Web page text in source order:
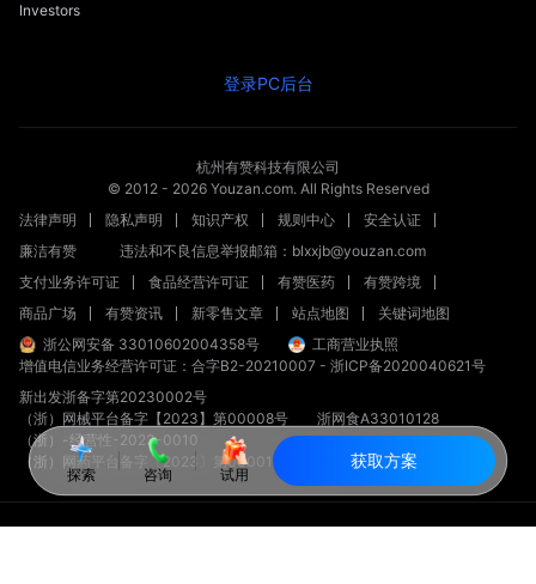
探索 咨询 试用
获取方案
Investors
登录PC后台
杭州有赞科技有限公司
© 2012 - 2026Youzan.com. All Rights Reserved
法律声明
隐私声明 知识产权 规则中心
安全认证
廉洁有赞
违法和不良信息举报邮箱：blxxjb@youzan.com
支付业务许可证
食品经营许可证 有赞医药
有赞跨境
商品广场
有赞资讯 新零售文章 站点地图
关键词地图
浙公网安备 33010602004358号
工商营业执照
增值电信业务经营许可证：合字B2-20210007 - 浙ICP备2020040621号
新出发浙备字第20230002号
（浙）网械平台备字【2023】第00008号
浙网食A33010128
（浙）-经营性-2023-0010
（浙）网药平台备字〔2023〕第000012-000号